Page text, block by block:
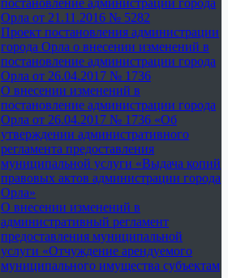
постановление администрации города
Орла от 21.11.2016 № 5282
Проект постановления администрации
города Орла о внесении изменений в
постановление администрации города
Орла от 26.04.2017 № 1736
О внесении изменений в
постановление администрации города
Орла от 26.04.2017 № 1736 «Об
утверждении административного
регламента предоставления
муниципальной услуги «Выдача копий
правовых актов администрации города
Орла»
О внесении изменений в
административный регламент
предоставления муниципальной
услуги «Отчуждение арендуемого
муниципального имущества субъектам